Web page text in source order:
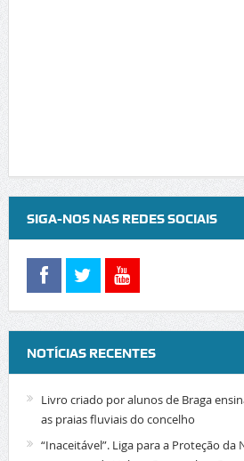
SIGA-NOS NAS REDES SOCIAIS
NOTÍCIAS RECENTES
Livro criado por alunos de Braga
as praias fluviais do concelho
“Inaceitável”. Liga para a Proteção